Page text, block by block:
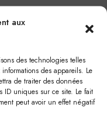
aux
des technologies telles
des appareils. Le
de traiter des données
ID uniques sur ce site. Le fait
peut avoir un effet négatif
6,5€ 31€